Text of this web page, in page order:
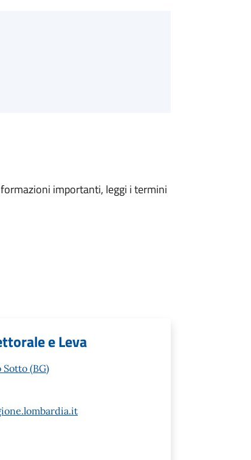
importanti, leggi i termini
e Leva
Sotto (BG)